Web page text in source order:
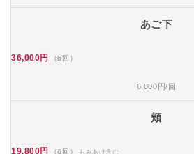
あご下
36,000円 （6回）
6,000円/回
頬
19,800円 （6回） もみあげ含む